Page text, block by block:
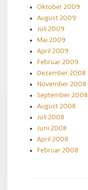
Oktober 2009
August 2009
Juli 2009
Mai 2009
April 2009
Februar 2009
Dezember 2008
November 2008
September 2008
August 2008
Juli 2008
Juni 2008
April 2008
Februar 2008